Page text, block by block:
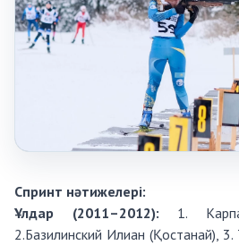
Спринт нәтижелері:
Ұлдар (2011–2012): 1.
2.Базилинский Илиан (Қостанай),